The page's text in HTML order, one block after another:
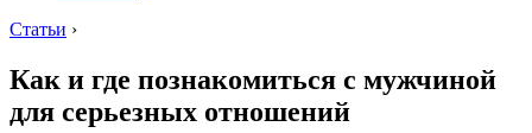
Статьи ›
Как и где познакомиться с мужчиной
для серьезных отношений